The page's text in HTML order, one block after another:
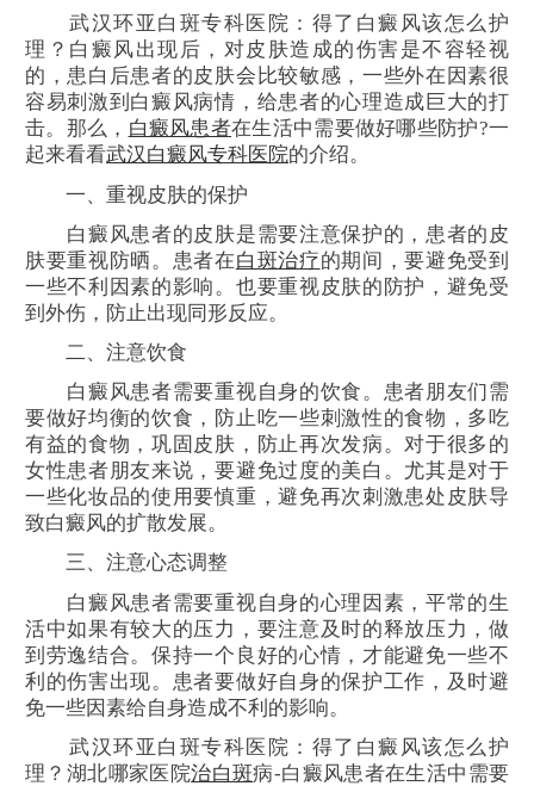
武汉环亚白斑专科医院：得了白癜风该怎么护
理？白癜风出现后，对皮肤造成的伤害是不容轻视
的，患白后患者的皮肤会比较敏感，一些外在因素很
容易刺激到白癜风病情，给患者的心理造成巨大的打
击。那么， 白癜风患者在生活中需要做好哪些防护?一
起来看看武汉白癜风专科医院的介绍。
一、重视皮肤的保护
白癜风患者的皮肤是需要注意保护的，患者的皮
肤要重视防晒。患者在白斑治疗的期间，要避免受到
一些不利因素的影响。也要重视皮肤的防护，避免受
到外伤，防止出现同形反应。
二、注意饮食
白癜风患者需要重视自身的饮食。患者朋友们需
要做好均衡的饮食，防止吃一些刺激性的食物，多吃
有益的食物，巩固皮肤，防止再次发病。对于很多的
女性患者朋友来说，要避免过度的美白。尤其是对于
一些化妆品的使用要慎重，避免再次刺激患处皮肤导
致白癜风的扩散发展。
三、注意心态调整
白癜风患者需要重视自身的心理因素，平常的生
活中如果有较大的压力，要注意及时的释放压力，做
到劳逸结合。保持一个良好的心情，才能避免一些不
利的伤害出现。患者要做好自身的保护工作，及时避
免一些因素给自身造成不利的影响。
武汉环亚白斑专科医院：得了白癜风该怎么护
理？湖北哪家医院治白斑病-白癜风患者在生活中需要